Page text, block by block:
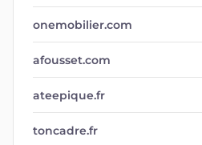
onemobilier.com
afousset.com
ateepique.fr
toncadre.fr